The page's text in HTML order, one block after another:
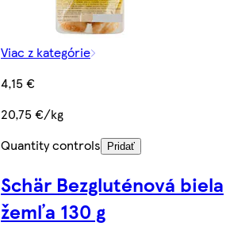
Viac z kategórie
4,15 €
20,75 €/kg
Quantity controls
Pridať
Schär Bezgluténová biela
žemľa 130 g